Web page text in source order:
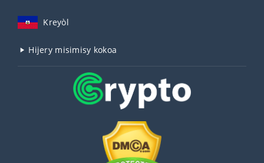
Kreyòl
Hijery misimisy kokoa